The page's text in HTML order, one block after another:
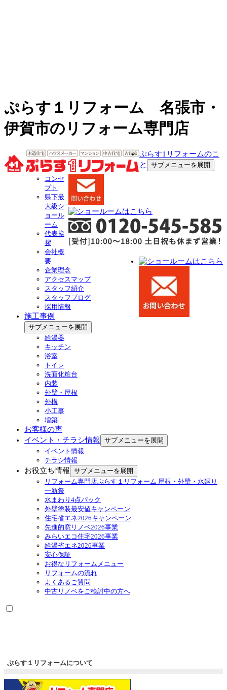
ぷらす１リフォーム 名張市・
伊賀市のリフォーム専門店
ぷらす1リフォームのこ
と
サブメニューを展開
コンセ
プト
県下最
大級シ
ョール
ーム
代表挨
拶
会社概
要
企業理念
アクセスマップ
スタッフ紹介
スタッフブログ
採用情報
施工事例
サブメニューを展開
給湯器
キッチン
浴室
トイレ
洗面化粧台
内装
外壁・屋根
外構
小工事
増築
お客様の声
イベント・チラシ情報 サブメニューを展開
イベント情報
チラシ情報
お役立ち情報 サブメニューを展開
リフォーム専門店ぷらす１リフォーム 屋根・外壁・水廻り
一新祭
水まわり4点パック
外壁塗装最安値キャンペーン
住宅省エネ2026キャンペーン
先進的窓リノベ2026事業
みらいエコ住宅2026事業
給湯省エネ2026事業
安心保証
お得なリフォームメニュー
リフォームの流れ
よくあるご質問
中古リノベをご検討中の方へ
ぷらす１リフォームについて